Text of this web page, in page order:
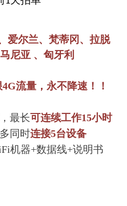
爱尔兰、梵蒂冈、拉脱
尼亚 、匈牙利
流量，永不降速！！
最长可连续工作15小时
同时连接5台设备
机器+数据线+说明书